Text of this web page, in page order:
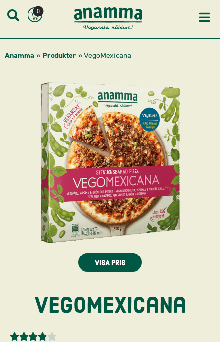
Skip
0
Anamma » Produkter»VegoMexicana
VISA PRIS
VegoMexicana
